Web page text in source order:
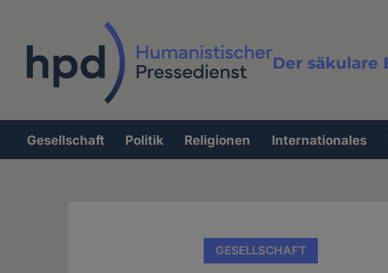
Der säkulare
Volltextsuche
Hauptnavigation
Gesellschaft Politik Religionen Internationales
GESELLSCHAFT